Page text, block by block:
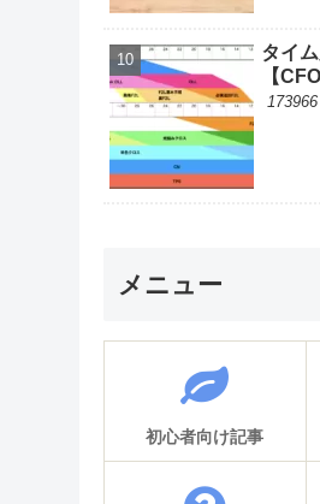
タイ
【
メニュー
初心者向け記事